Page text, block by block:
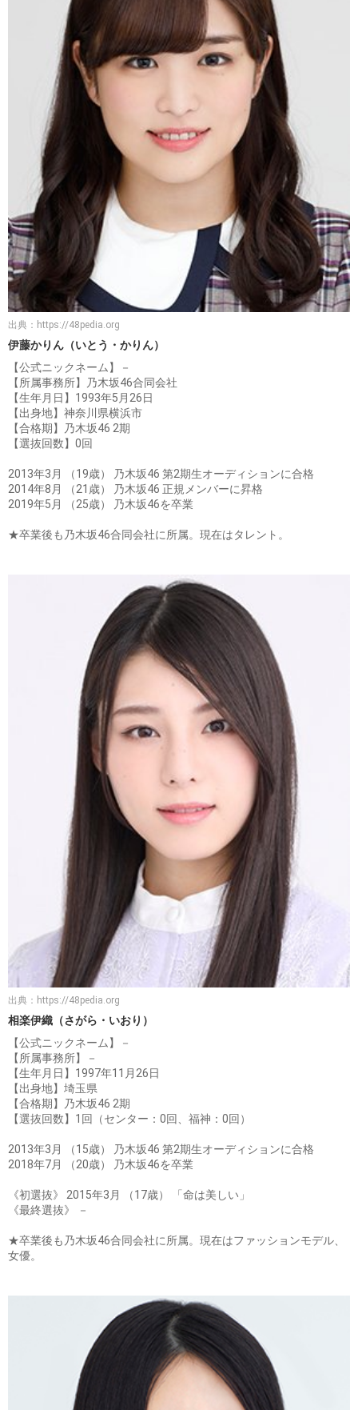
出典： https://48pedia.org
伊藤かりん（いとう・かりん）
【公式ニックネーム】－
【所属事務所】乃木坂46合同会社
【生年月日】1993年5月26日
【出身地】神奈川県横浜市
【合格期】乃木坂46 2期
【選抜回数】0回
2013年3月 （19歳） 乃木坂46 第2期生オーディションに合格
2014年8月 （21歳） 乃木坂46 正規メンバーに昇格
2019年5月 （25歳） 乃木坂46を卒業
★卒業後も乃木坂46合同会社に所属。現在はタレント。
出典： https://48pedia.org
相楽伊織（さがら・いおり）
【公式ニックネーム】－
【所属事務所】－
【生年月日】1997年11月26日
【出身地】埼玉県
【合格期】乃木坂46 2期
【選抜回数】1回（センター：0回、福神：0回）
2013年3月 （15歳） 乃木坂46 第2期生オーディションに合格
2018年7月 （20歳） 乃木坂46を卒業
《初選抜》 2015年3月 （17歳） 「命は美しい」
《最終選抜》 －
★卒業後も乃木坂46合同会社に所属。現在はファッションモデル、
女優。